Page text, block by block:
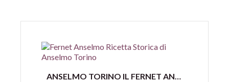
Anteprima ANSELMO TORINO IL FERNET ANSELMO RICETTA STORICA